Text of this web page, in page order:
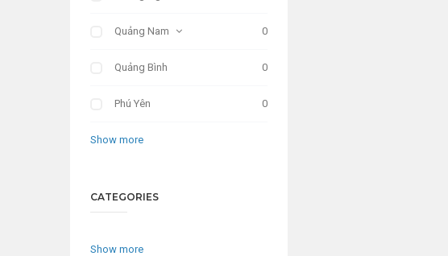
Quảng Nam 0
Quảng Bình 0
Phú Yên 0
Show more
CATEGORIES
Show more